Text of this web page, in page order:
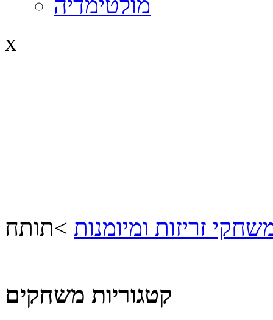
x
זריזות ומיומנות >תותח
קטגוריות משחקים